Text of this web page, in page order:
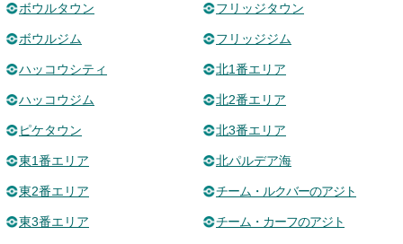
ボウルタウン
ボウルジム
ハッコウシティ
ハッコウジム
ピケタウン
東1番エリア
東2番エリア
東3番エリア
フリッジタウン
フリッジジム
北1番エリア
北2番エリア
北3番エリア
北パルデア海
チーム・ルクバーのアジト
チーム・カーフのアジト